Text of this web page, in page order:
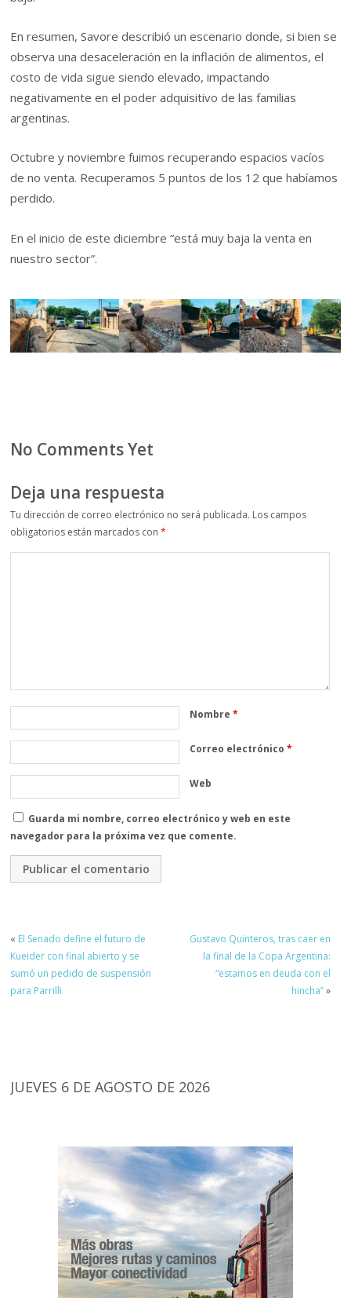
En resumen, Savore describió un escenario donde, si bien se
observa una desaceleración en la inflación de alimentos, el
costo de vida sigue siendo elevado, impactando
negativamente en el poder adquisitivo de las familias
argentinas.
Octubre y noviembre fuimos recuperando espacios vacíos
de no venta. Recuperamos 5 puntos de los 12 que habíamos
perdido.
En el inicio de este diciembre “está muy baja la venta en
nuestro sector”.
No Comments Yet
Deja una respuesta
Tu dirección de correo electrónico no será publicada. Los campos
obligatorios están marcados con*
Nombre*
Correo electrónico*
Web
Guarda mi nombre, correo electrónico y web en este
navegador para la próxima vez que comente.
« El Senado define el futuro de
Kueider con final abierto y se
sumó un pedido de suspensión
para Parrilli
Gustavo Quinteros, tras caer en
la final de la Copa Argentina:
“estamos en deuda con el
hincha”»
JUEVES 6 DE AGOSTO DE 2026